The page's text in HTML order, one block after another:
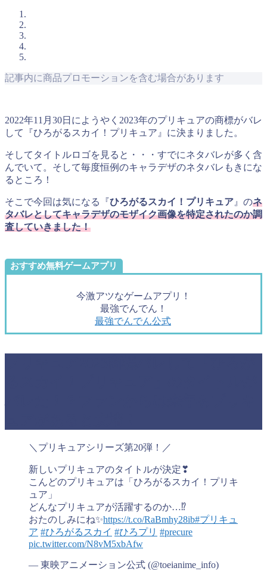
記事内に商品プロモーションを含む場合があります
2022年11月30日にようやく2023年のプリキュアの商標がバレ
して『ひろがるスカイ！プリキュア』に決まりました。
そしてタイトルロゴを見ると・・・すでにネタバレが多く含
んでいて。そして毎度恒例のキャラデザのネタバレもきにな
るところ！
そこで今回は気になる『ひろがるスカイ！プリキュア』のネ
タバレとしてキャラデザのモザイク画像を特定されたのか調
査していきました！
おすすめ無料ゲームアプリ
今激アツなゲームアプリ！
最強でんでん！
最強でんでん公式
＼プリキュアシリーズ第20弾！／
新しいプリキュアのタイトルが決定❣
こんどのプリキュアは「ひろがるスカイ！プリキ
ュア」
どんなプリキュアが活躍するのか…⁉
おたのしみにね✨https://t.co/RaBmhy28ib#プリキュ
ア #ひろがるスカイ #ひろプリ #precure
pic.twitter.com/N8vM5xbAfw
— 東映アニメーション公式 (@toeianime_info)